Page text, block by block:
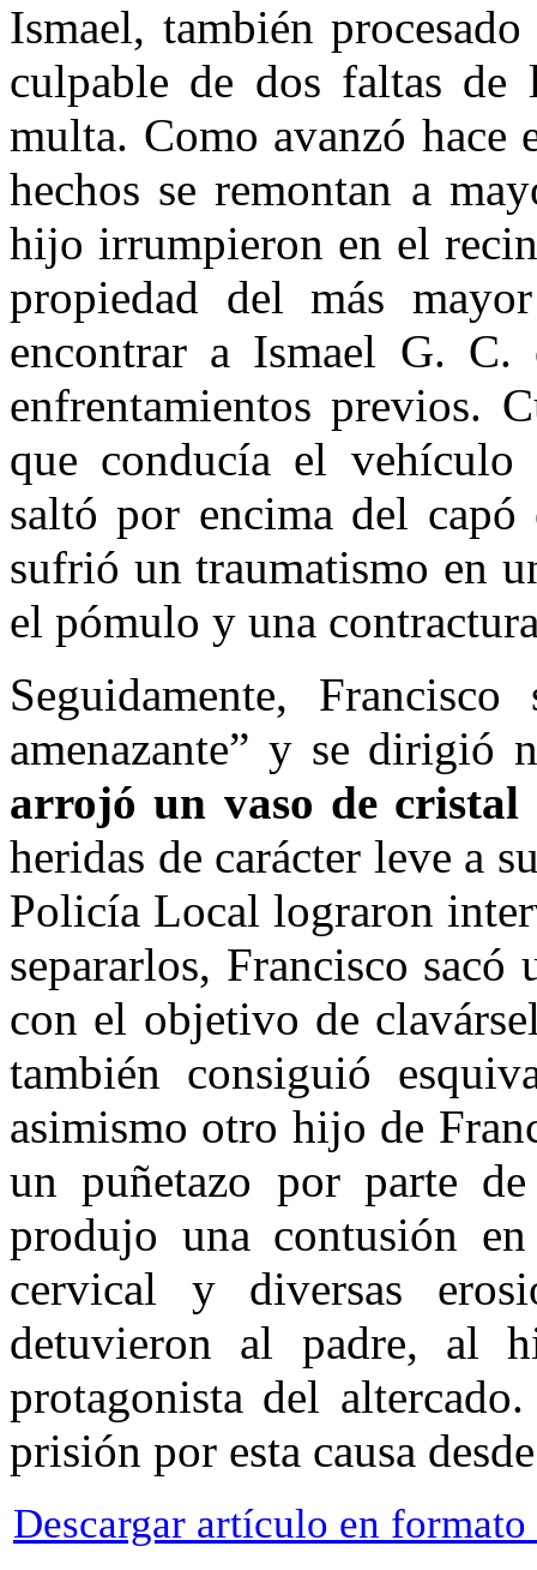
Ismael, también
culpable de dos faltas de
multa. Como avanzó hace
hechos se remontan a
hijo irrumpieron en el
propiedad del más
encontrar a Ismael G.
enfrentamientos previos.
que conducía el
saltó por encima del
sufrió un traumatismo en
el pómulo y una
Seguidamente,
amenazante” y se dirigió
arrojó un vaso de cristal
heridas de carácter leve a
Policía Local lograron
separarlos, Francisco sacó
con el objetivo de
también consiguió
asimismo otro hijo de
un puñetazo por parte
produjo una contusión
cervical y diversas
detuvieron al padre, al
protagonista del
prisión por esta causa
Descargar artículo en formato